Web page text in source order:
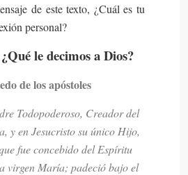
de este texto, ¿Cuál es tu
personal?
le decimos a Dios?
de los apóstoles
Todopoderoso, Creador del
y en Jesucristo su único Hijo,
fue concebido del Espíritu
virgen María; padeció bajo el